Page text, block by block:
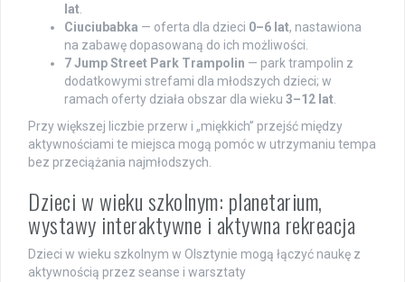
lat
Ciuciubabka — oferta dla dzieci 0–6 lat, nastawiona
na zabawę dopasowaną do ich możliwości.
7 Jump Street Park Trampolin — park trampolin z
dodatkowymi strefami dla młodszych dzieci; w
ramach oferty działa obszar dla wieku 3–12 lat
Przy większej liczbie przerw i „miękkich” przejść między
aktywnościami te miejsca mogą pomóc w utrzymaniu tempa
bez przeciążania najmłodszych.
Dzieci w wieku szkolnym: planetarium,
wystawy interaktywne i aktywna rekreacja
Dzieci w wieku szkolnym w Olsztynie mogą łączyć naukę z
aktywnością przez seanse i warsztaty